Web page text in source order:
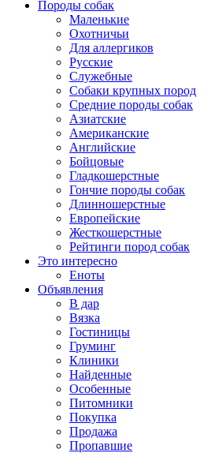
Породы собак
Маленькие
Охотничьи
Для аллергиков
Русские
Служебные
Собаки крупных пород
Средние породы собак
Азиатские
Американские
Английские
Бойцовые
Гладкошерстные
Гончие породы собак
Длинношерстные
Европейские
Жесткошерстные
Рейтинги пород собак
Это интересно
Еноты
Объявления
В дар
Вязка
Гостиницы
Груминг
Клиники
Найденные
Особенные
Питомники
Покупка
Продажа
Пропавшие